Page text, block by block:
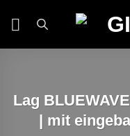
Lag
| mit